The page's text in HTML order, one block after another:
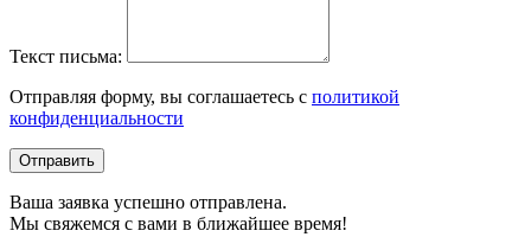
Текст письма:
Отправляя форму, вы соглашаетесь с политикой
конфиденциальности
Отправить
Ваша заявка успешно отправлена.
Мы свяжемся с вами в ближайшее время!